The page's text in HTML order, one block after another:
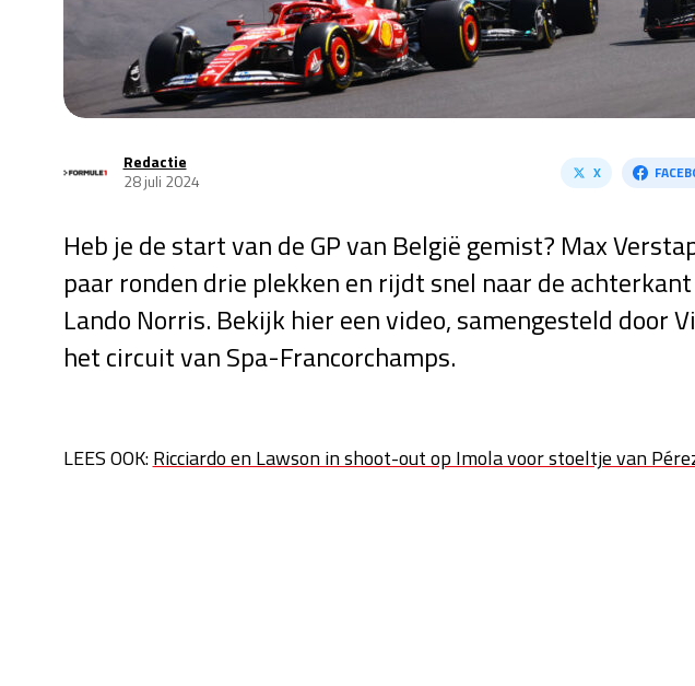
Redactie
28 juli 2024
X
Heb je de start van de GP van België gemist? Max
paar ronden drie plekken en rijdt snel naar de
Lando Norris. Bekijk hier een video, samengesteld door
het circuit van Spa-Francorchamps.
LEES OOK:Ricciardo en Lawson in shoot-out op Imola voor stoeltje van